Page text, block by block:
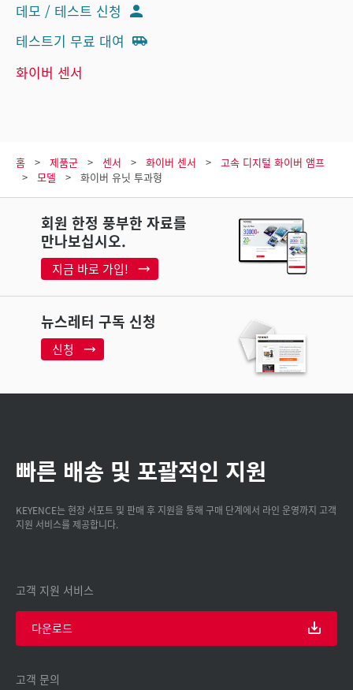
데모 / 테스트 신청
테스트기 무료 대여
화이버 센서
홈 제품군 센서 화이버 센서
고속 디지털 화이버 앰프
모델
화이버 유닛 투과형
회원 한정 풍부한 자료를
만나보십시오.
지금 바로 가입!
뉴스레터 구독 신청
신청
빠른 배송 및 포괄적인 지원
KEYENCE는 현장 서포트 및 판매 후 지원을 통해 구매 단계에서 라인 운영까지 고객
지원 서비스를 제공합니다.
고객 지원 서비스
다운로드
고객 문의